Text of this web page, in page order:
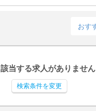
該当する求人がありません
検索条件を変更